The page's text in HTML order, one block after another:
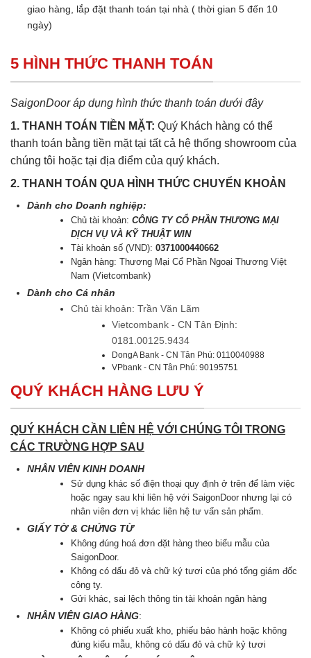
giao hàng, lắp đặt thanh toán tại nhà ( thời gian 5 đến 10
ngày)
5 HÌNH THỨC THANH TOÁN
SaigonDoor áp dụng hình thức thanh toán dưới đây
1. THANH TOÁN TIỀN MẶT: Quý Khách hàng có thể
thanh toán bằng tiền mặt tại tất cả hệ thống showroom của
chúng tôi hoặc tại địa điểm của quý khách.
2. THANH TOÁN QUA HÌNH THỨC CHUYỂN KHOẢN
Dành cho Doanh nghiệp:
Chủ tài khoản:CÔNG TY CỔ PHẦN THƯƠNG MẠI
DỊCH VỤ VÀ KỸ THUẬT WIN
Tài khoản số (VND):0371000440662
Ngân hàng: Thương Mại Cổ Phần Ngoại Thương Việt
Nam (Vietcombank)
Dành cho Cá nhân
Chủ tài khoản: Trần Văn Lãm
Vietcombank - CN Tân Định:
0181.00125.9434
DongA Bank - CN Tân Phú: 0110040988
VPbank - CN Tân Phú: 90195751
QUÝ KHÁCH HÀNG LƯU Ý
QUÝ KHÁCH CẦN LIÊN HỆ VỚI CHÚNG TÔI TRONG
CÁC TRƯỜNG HỢP SAU
NHÂN VIÊN KINH DOANH
Sử dụng khác số điện thoại quy định ở trên để làm việc
hoặc ngay sau khi liên hệ với SaigonDoor nhưng lại có
nhân viên đơn vị khác liên hệ tư vấn sản phẩm.
GIẤY TỜ & CHỨNG TỪ
Không đúng hoá đơn đặt hàng theo biểu mẫu của
SaigonDoor.
Không có dấu đỏ và chữ ký tươi của phó tổng giám đốc
công ty.
Gửi khác, sai lệch thông tin tài khoản ngân hàng
NHÂN VIÊN GIAO HÀNG:
Không có phiếu xuất kho, phiếu bảo hành hoặc không
đúng kiểu mẫu, không có dấu đỏ và chữ kỷ tươi